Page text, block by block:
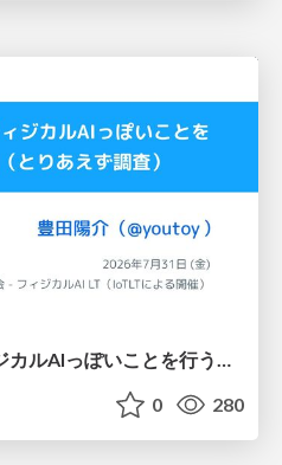
toio・myCobotでフィジカルAIっぽいことを行うための検討（とりあえず調査） / フィジカルAI LT（IoTLTによる開催）
0 280